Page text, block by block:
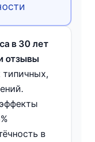
в 30 лет
отзывы
типичных,
в